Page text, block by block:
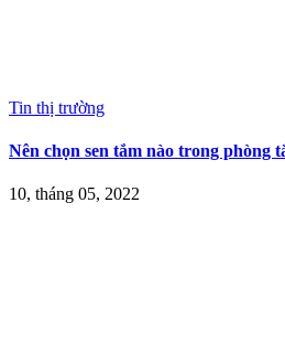
Tin thị trường
Nên chọn sen tắm nào trong phòng
10, tháng 05, 2022